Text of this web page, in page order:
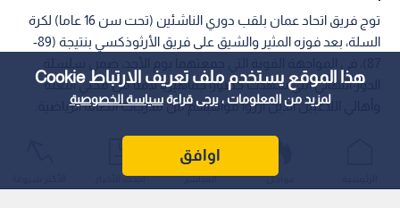
هذا الموقع يستخدم ملف تعريف الارتباط Cookie
لمزيد من المعلومات ، يرجى قراءةسياسة الخصوصية
اوافق
توج فريق اتحاد عمان بلقب دوري الناشئين (تحت سن 16 عاما) لكرة
السلة، بعد فوزه المثير والشيق على فريق الأرثوذكسي بنتيجة (89-
الدور النهائي التي شهدت حضورا جماهيريا لافتا من محبي اللعبة
وأهالي اللاعبين الذين آزروا مواهبهم من مدرجات الصالة الرياضية.
عواجل المباشر أحدث الأخبار